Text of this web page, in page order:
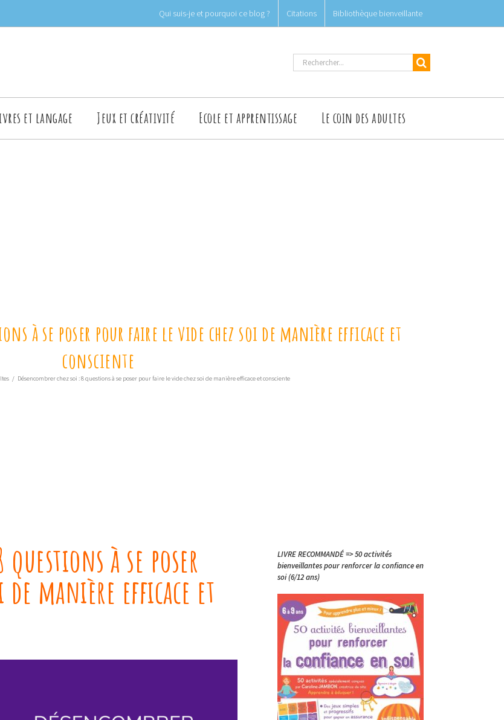
Qui suis-je et pourquoi ce blog ? Citations Bibliothèque bienveillante
Rechercher
et langage Jeux et créativité Ecole et apprentissage Le coin des adultes
à se poser pour faire le vide chez soi de manière efficace et
consciente
/ Désencombrer chez soi : 8 questions à se poser pour faire le vide chez soi de manière efficace et consciente
à se poser
manière efficace et
LIVRE RECOMMANDÉ => 50 activités
bienveillantes pour renforcer la confiance en
soi (6/12 ans)